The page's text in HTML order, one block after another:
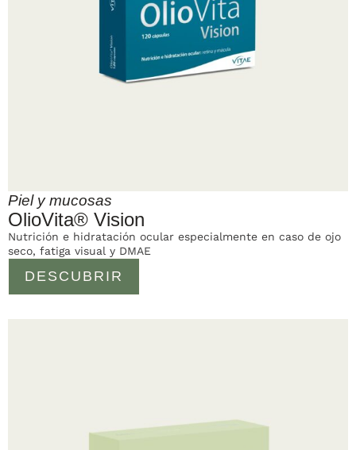
Piel y mucosas
OlioVita® Vision
DESCUBRIR
Nutrición e hidratación ocular especialmente en caso de ojo
seco, fatiga visual y DMAE